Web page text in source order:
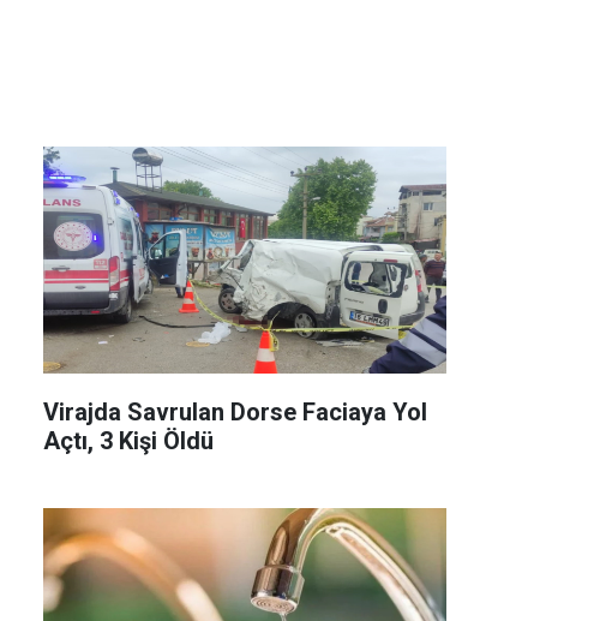
Virajda Savrulan Dorse Faciaya Yol
Açtı, 3 Kişi Öldü